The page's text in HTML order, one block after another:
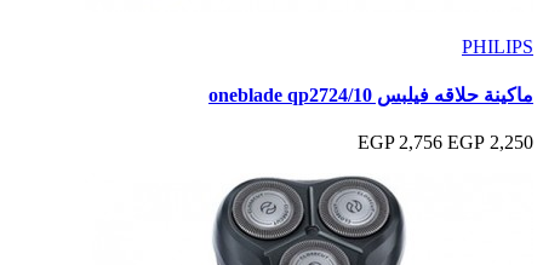
PHILIPS
ماكينة حلاقه فيلبس oneblade qp2724/10
2,250 EGP
2,756 EGP